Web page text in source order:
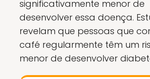
significativamente menor de
desenvolver essa doença.
revelam que pessoas que
café regularmente têm um
menor de desenvolver